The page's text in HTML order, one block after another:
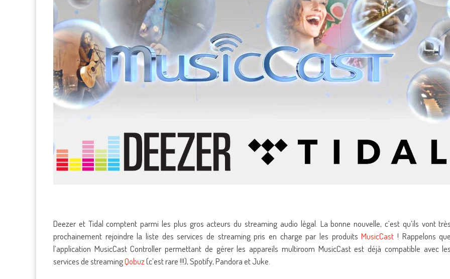
Deezer et Tidal comptent parmi les plus gros acteurs du streaming audio légal. La bonne nouvelle, c’est qu’ils vont
prochainement rejoindre la liste des services de streaming pris en charge par les produitsMusicCast ! Rappelons
l’application MusicCast Controller permettant de gérer les appareils multiroom MusicCast est déjà compatible avec
services de streamingQobuz(c’est rare !!!), Spotify, Pandora et Juke.